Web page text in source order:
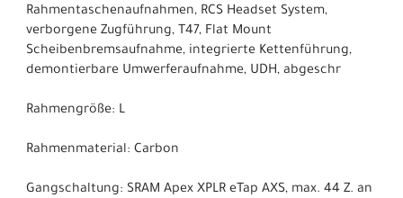
Rahmentaschenaufnahmen, RCS Headset System,
verborgene Zugführung, T47, Flat Mount
Scheibenbremsaufnahme, integrierte Kettenführung,
demontierbare Umwerferaufnahme, UDH, abgeschr
Rahmengröße: L
Rahmenmaterial: Carbon
Gangschaltung: SRAM Apex XPLR eTap AXS, max. 44 Z. an